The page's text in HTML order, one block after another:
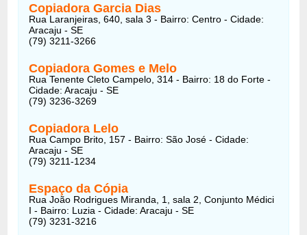
Copiadora Garcia Dias
Rua Laranjeiras, 640, sala 3 - Bairro: Centro - Cidade:
Aracaju - SE
(79) 3211-3266
Copiadora Gomes e Melo
Rua Tenente Cleto Campelo, 314 - Bairro: 18 do Forte -
Cidade: Aracaju - SE
(79) 3236-3269
Copiadora Lelo
Rua Campo Brito, 157 - Bairro: São José - Cidade:
Aracaju - SE
(79) 3211-1234
Espaço da Cópia
Rua João Rodrigues Miranda, 1, sala 2, Conjunto Médici
I - Bairro: Luzia - Cidade: Aracaju - SE
(79) 3231-3216